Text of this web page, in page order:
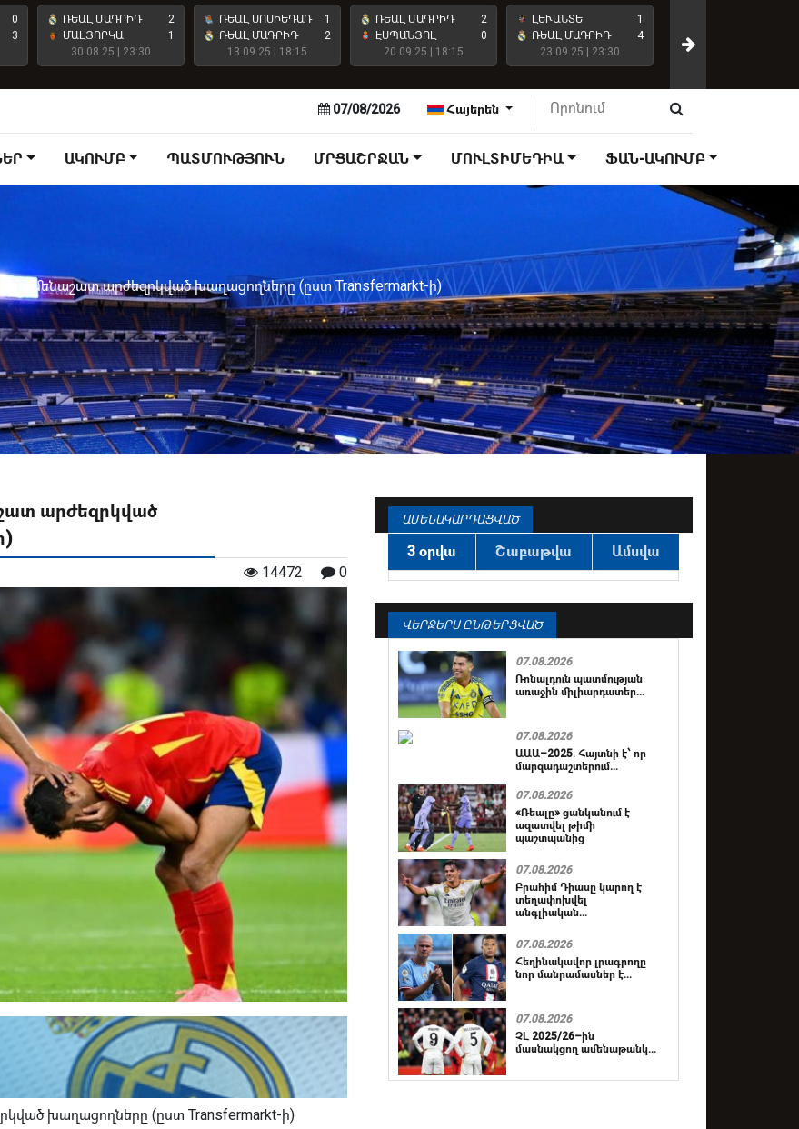
0
3
ՌԵԱԼ ՄԱԴՐԻԴ
2
ՄԱԼՅՈՐԿԱ
1
30.08.25 | 23:30
ՌԵԱԼ ՍՈՍԻԵԴԱԴ
1
ՌԵԱԼ ՄԱԴՐԻԴ
2
13.09.25 | 18:15
ՌԵԱԼ ՄԱԴՐԻԴ
2
ԷՍՊԱՆՅՈԼ
0
20.09.25 | 18:15
ԼԵՒԱՆՏԵ
1
ՌԵԱԼ ՄԱԴՐԻԴ
4
23.09.25 | 23:30
ՌԵԱԼ ՄԱԴՐԻԴ
Հայերեն
07/08/2026
ԱԿՈՒՄԲ ՊԱՏՄՈՒԹՅՈՒՆ ՄՐՑԱՇՐՋԱՆ ՄՈՒԼՏԻՄԵԴԻԱ ՖԱՆ-ԱԿՈՒՄԲ
ամենաշատ արժեզրկված խաղացողները (ըստ Transfermarkt-ի)
արժեզրկված
14472 0
խաղացողները (ըստ Transfermarkt-ի)
ԱՄԵՆԱԿԱՐԴԱՑՎԱԾ
3 օրվա Շաբաթվա Ամսվա
ՎԵՐՋԵՐՍ ԸՆԹԵՐՑՎԱԾ
07.08.2026
Ռոնալդուն պատմության
առաջին միլիարդատեր...
07.08.2026
ԱԱԱ–2025․ Հայտնի է՝ որ
մարզադաշտերում...
07.08.2026
«Ռեալը» ցանկանում է
ազատվել թիմի
պաշտպանից
07.08.2026
Բրահիմ Դիասը կարող է
տեղափոխվել
անգլիական...
07.08.2026
Հեղինակավոր լրագրողը
նոր մանրամասներ է...
07.08.2026
ՉԼ 2025/26–ին
մասնակցող ամենաթանկ...